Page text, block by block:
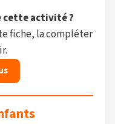
cette activité ?
fiche, la compléter